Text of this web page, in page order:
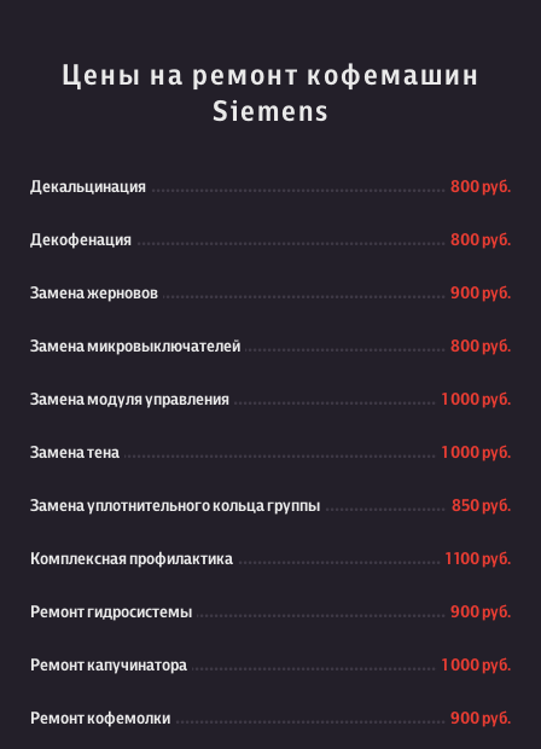
Цены на ремонт кофемашин
Siemens
Декальцинация 800 руб.
Декофенация 800 руб.
Замена жерновов 900 руб.
Замена микровыключателей 800 руб.
Замена модуля управления 1 000 руб.
Замена тена 1 000 руб.
Замена уплотнительного кольца группы 850 руб.
Комплексная профилактика 1 100 руб.
Ремонт гидросистемы 900 руб.
Ремонт капучинатора 1 000 руб.
Ремонт кофемолки 900 руб.